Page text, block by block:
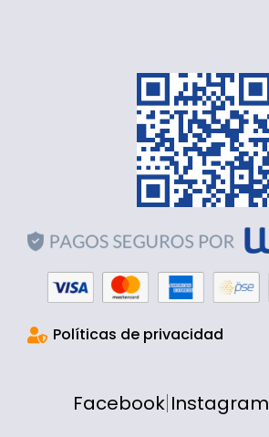
Políticas de privacidad
Facebook Instagram